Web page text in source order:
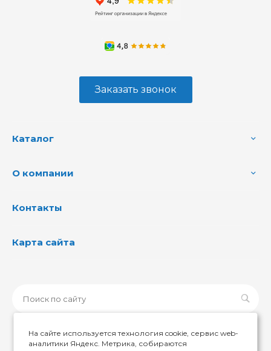
Заказать звонок
Каталог
О компании
Контакты
Карта сайта
На сайте используется технология cookie, сервис web-
аналитики Яндекс. Метрика, собираются